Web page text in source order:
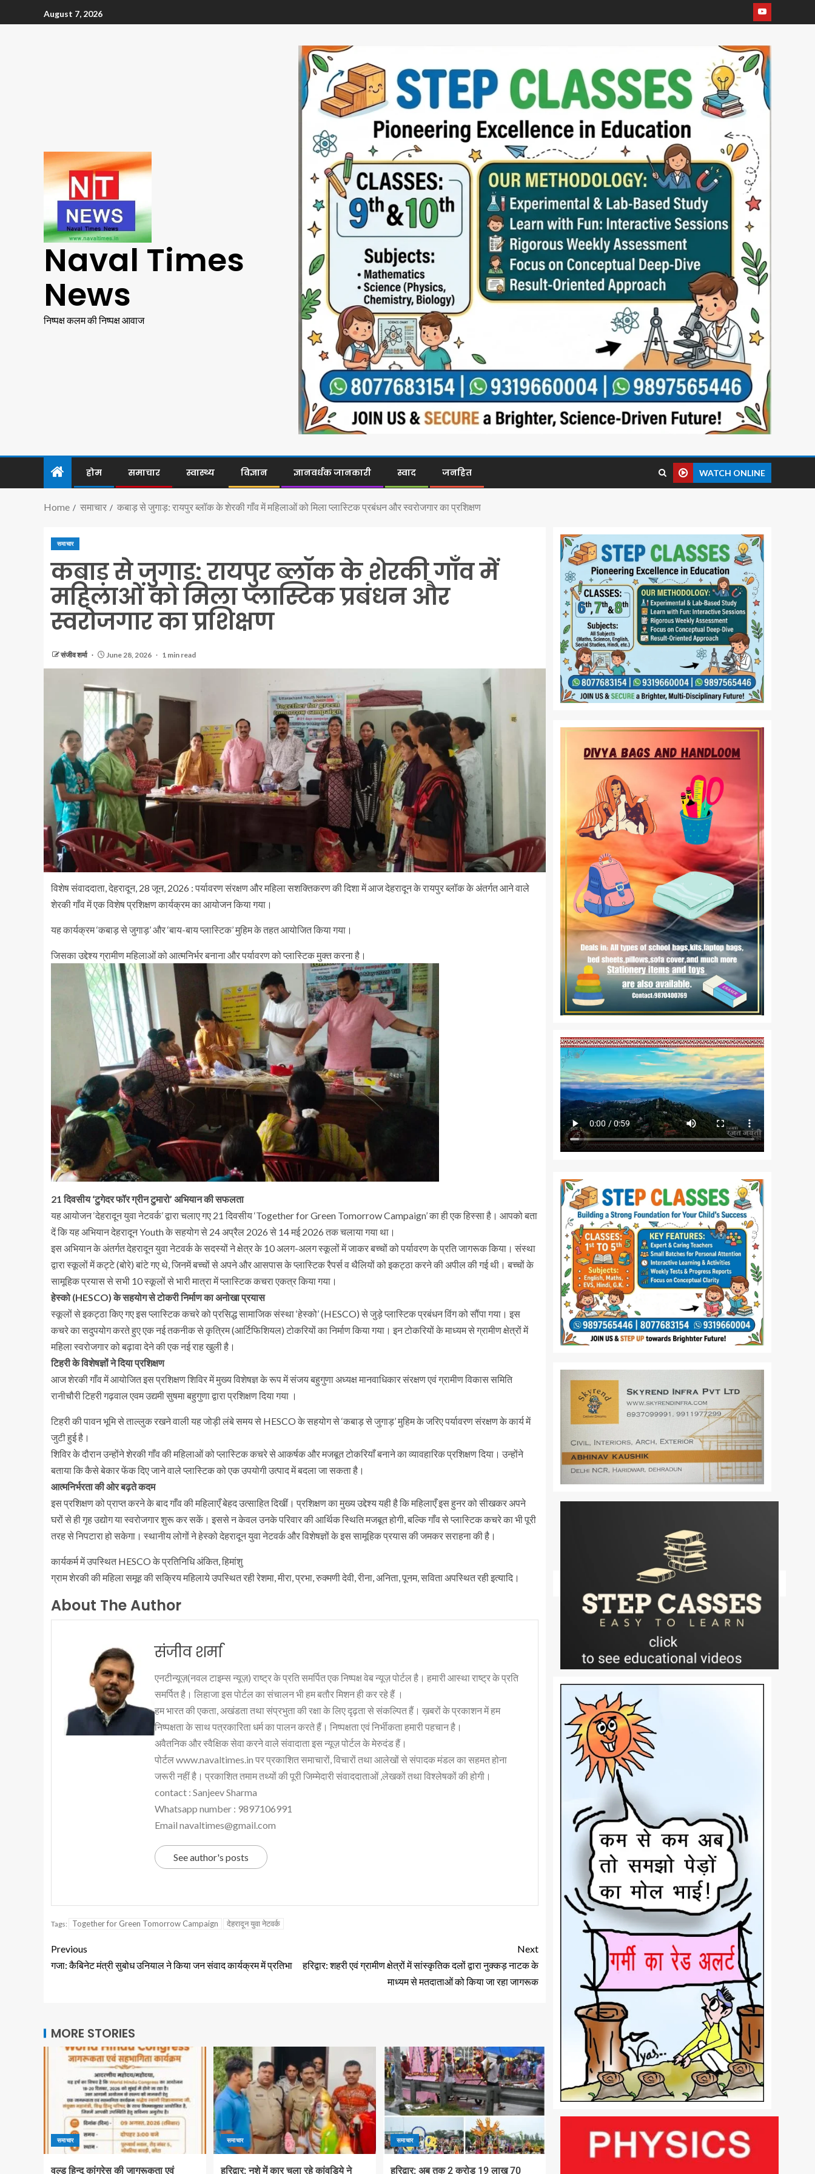
August 7, 2026
Naval Times
News
निष्पक्ष कलम की निष्पक्ष आवाज
होम समाचार स्वास्थ्य विज्ञान ज्ञानवर्धक जानकारी स्वाद जनहित WATCH ONLINE
Home समाचार कबाड़ से जुगाड़: रायपुर ब्लॉक के शेरकी गाँव में महिलाओं को मिला प्लास्टिक प्रबंधन और स्वरोजगार का प्रशिक्षण
समाचार
कबाड़ से जुगाड़: रायपुर ब्लॉक के शेरकी गाँव में
महिलाओं को मिला प्लास्टिक प्रबंधन और
स्वरोजगार का प्रशिक्षण
संजीव शर्मा June 28, 2026 1 min read
विशेष संवाददाता, देहरादून, 28 जून, 2026 : पर्यावरण संरक्षण और महिला सशक्तिकरण की दिशा में आज देहरादून के रायपुर ब्लॉक के अंतर्गत आने वाले
शेरकी गाँव में एक विशेष प्रशिक्षण कार्यक्रम का आयोजन किया गया।
यह कार्यक्रम ‘कबाड़ से जुगाड़’ और ‘बाय-बाय प्लास्टिक’ मुहिम के तहत आयोजित किया गया।
जिसका उद्देश्य ग्रामीण महिलाओं को आत्मनिर्भर बनाना और पर्यावरण को प्लास्टिक मुक्त करना है।
21 दिवसीय ‘टुगेदर फॉर ग्रीन टुमारो’ अभियान की सफलता
यह आयोजन ‘देहरादून युवा नेटवर्क’ द्वारा चलाए गए 21 दिवसीय ‘Together for Green Tomorrow Campaign’ का ही एक हिस्सा है। आपको बता
दें कि यह अभियान देहरादून Youth के सहयोग से 24 अप्रैल 2026 से 14 मई 2026 तक चलाया गया था।
इस अभियान के अंतर्गत देहरादून युवा नेटवर्क के सदस्यों ने क्षेत्र के 10 अलग-अलग स्कूलों में जाकर बच्चों को पर्यावरण के प्रति जागरूक किया। संस्था
द्वारा स्कूलों में कट्टे (बोरे) बांटे गए थे, जिनमें बच्चों से अपने और आसपास के प्लास्टिक रैपर्स व थैलियों को इकट्ठा करने की अपील की गई थी। बच्चों के
सामूहिक प्रयास से सभी 10 स्कूलों से भारी मात्रा में प्लास्टिक कचरा एकत्र किया गया।
हेस्को (HESCO) के सहयोग से टोकरी निर्माण का अनोखा प्रयास
स्कूलों से इकट्ठा किए गए इस प्लास्टिक कचरे को प्रसिद्ध सामाजिक संस्था ‘हेस्को’ (HESCO) से जुड़े प्लास्टिक प्रबंधन विंग को सौंपा गया। इस
कचरे का सदुपयोग करते हुए एक नई तकनीक से कृत्रिम (आर्टिफिशियल) टोकरियों का निर्माण किया गया। इन टोकरियों के माध्यम से ग्रामीण क्षेत्रों में
महिला स्वरोजगार को बढ़ावा देने की एक नई राह खुली है।
टिहरी के विशेषज्ञों ने दिया प्रशिक्षण
आज शेरकी गाँव में आयोजित इस प्रशिक्षण शिविर में मुख्य विशेषज्ञ के रूप में संजय बहुगुणा अध्यक्ष मानवाधिकार संरक्षण एवं ग्रामीण विकास समिति
रानीचौरी टिहरी गढ़वाल एवम उद्यमी सुषमा बहुगुणा द्वारा प्रशिक्षण दिया गया ।
टिहरी की पावन भूमि से ताल्लुक रखने वाली यह जोड़ी लंबे समय से HESCO के सहयोग से ‘कबाड़ से जुगाड़’ मुहिम के जरिए पर्यावरण संरक्षण के कार्य में
जुटी हुई है।
शिविर के दौरान उन्होंने शेरकी गाँव की महिलाओं को प्लास्टिक कचरे से आकर्षक और मजबूत टोकरियाँ बनाने का व्यावहारिक प्रशिक्षण दिया। उन्होंने
बताया कि कैसे बेकार फेंक दिए जाने वाले प्लास्टिक को एक उपयोगी उत्पाद में बदला जा सकता है।
आत्मनिर्भरता की ओर बढ़ते कदम
इस प्रशिक्षण को प्राप्त करने के बाद गाँव की महिलाएँ बेहद उत्साहित दिखीं। प्रशिक्षण का मुख्य उद्देश्य यही है कि महिलाएँ इस हुनर को सीखकर अपने
घरों से ही गृह उद्योग या स्वरोजगार शुरू कर सकें। इससे न केवल उनके परिवार की आर्थिक स्थिति मजबूत होगी, बल्कि गाँव से प्लास्टिक कचरे का भी पूरी
तरह से निपटारा हो सकेगा। स्थानीय लोगों ने हेस्को देहरादून युवा नेटवर्क और विशेषज्ञों के इस सामूहिक प्रयास की जमकर सराहना की है।
कार्यकर्म में उपस्थित HESCO के प्रतिनिधि अंकित, हिमांशु
ग्राम शेरकी की महिला समूह की सक्रिय महिलाये उपस्थित रही रेशमा, मीरा, प्रभा, रुक्मणी देवी, रीना, अनिता, पूनम, सविता अपस्थित रही इत्यादि।
About The Author
संजीव शर्मा
एनटीन्यूज़(नवल टाइम्स न्यूज़) राष्ट्र के प्रति समर्पित एक निष्पक्ष वेब न्यूज़ पोर्टल है। हमारी आस्था राष्ट्र के प्रति
समर्पित है। लिहाजा इस पोर्टल का संचालन भी हम बतौर मिशन ही कर रहे हैं ।
हम भारत की एकता, अखंडता तथा संप्रभुता की रक्षा के लिए दृढ़ता से संकल्पित हैं। ख़बरों के प्रकाशन में हम
निष्पक्षता के साथ पत्रकारिता धर्म का पालन करते हैं। निष्पक्षता एवं निर्भीकता हमारी पहचान है।
अवैतनिक और स्वैक्षिक सेवा करने वाले संवादाता इस न्यूज़ पोर्टल के मेरुदंड हैं।
पोर्टल www.navaltimes.in पर प्रकाशित समाचारों, विचारों तथा आलेखों से संपादक मंडल का सहमत होना
जरूरी नहीं है। प्रकाशित तमाम तथ्यों की पूरी जिम्मेदारी संवाददाताओं ,लेखकों तथा विश्लेषकों की होगी।
contact : Sanjeev Sharma
Whatsapp number : 9897106991
Email navaltimes@gmail.com
See author's posts
Tags: Together for Green Tomorrow Campaign देहरादून युवा नेटवर्क
Previous
गजा: कैबिनेट मंत्री सुबोध उनियाल ने किया जन संवाद कार्यक्रम में प्रतिभा
Next
हरिद्वार: शहरी एवं ग्रामीण क्षेत्रों में सांस्कृतिक दलों द्वारा नुक्कड़ नाटक के
माध्यम से मतदाताओं को किया जा रहा जागरूक
MORE STORIES
समाचार
वल्ड हिन्दू कांग्रेस की जागरूकता एवं
समाचार
हरिद्वार: नशे में कार चला रहे कांवड़िये ने
समाचार
हरिद्वार: अब तक 2 करोड़ 19 लाख 70